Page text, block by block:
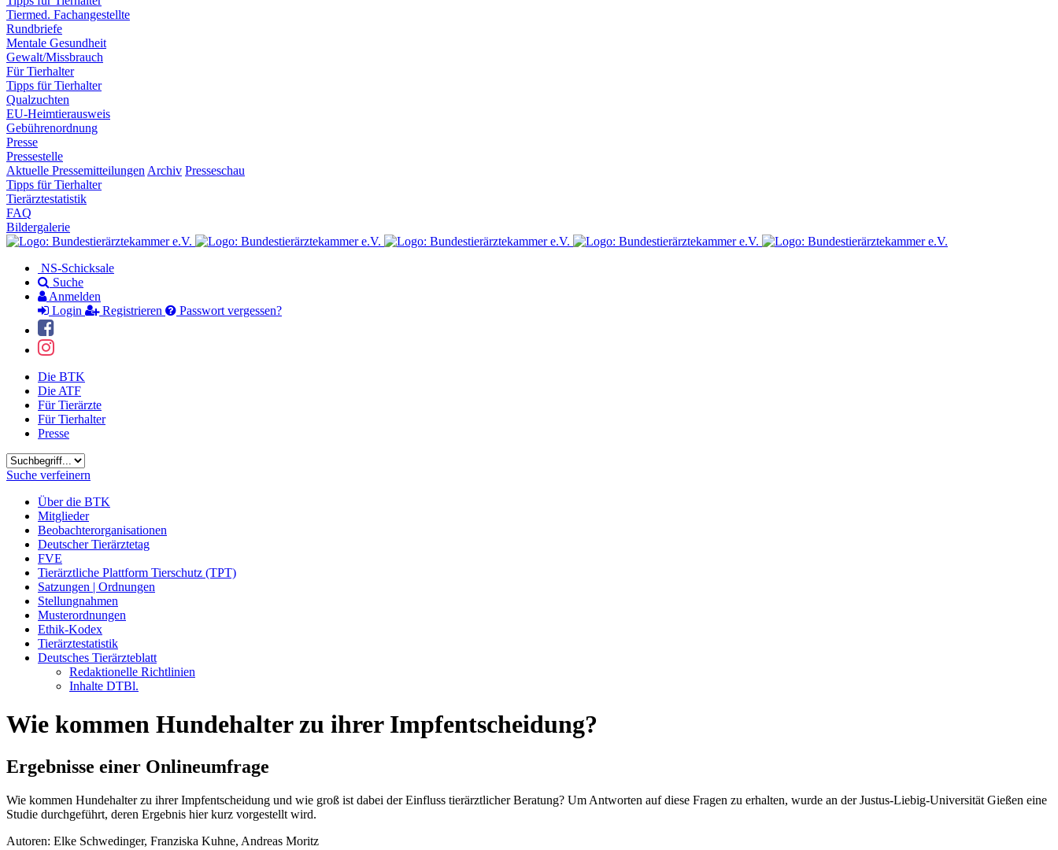
Tiermed. Fachangestellte
Rundbriefe
Mentale Gesundheit
Gewalt/Missbrauch
Für Tierhalter
Tipps für Tierhalter
Qualzuchten
EU-Heimtierausweis
Gebührenordnung
Presse
Pressestelle
Aktuelle Pressemitteilungen Archiv Presseschau
Tipps für Tierhalter
Tierärztestatistik
FAQ
Bildergalerie
NS-Schicksale
Suche
Anmelden
Login
Registrieren Passwort vergessen?
Die BTK
Die ATF
Für Tierärzte
Für Tierhalter
Presse
Suchbegriff
Suche verfeinern
Über die BTK
Mitglieder
Beobachterorganisationen
Deutscher Tierärztetag
FVE
Tierärztliche Plattform Tierschutz (TPT)
Satzungen | Ordnungen
Stellungnahmen
Musterordnungen
Ethik-Kodex
Tierärztestatistik
Deutsches Tierärzteblatt
Redaktionelle Richtlinien
Inhalte DTBl.
Wie kommen Hundehalter zu ihrer Impfentscheidung?
Ergebnisse einer Onlineumfrage
Wie kommen Hundehalter zu ihrer Impfentscheidung und wie groß ist dabei der Einfluss tierärztlicher Beratung? Um Antworten auf diese Fragen zu erhalten, wurde an der Justus-Liebig-Universität Gießen eine
Studie durchgeführt, deren Ergebnis hier kurz vorgestellt wird.
Autoren: Elke Schwedinger, Franziska Kuhne, Andreas Moritz